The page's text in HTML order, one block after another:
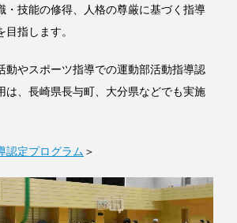
・技能の修得、人格の尊厳に基づく指導
指します。
やスポーツ指導での運動部活動指導認
は、長崎県長与町、大分県などでも実施
認定プログラム ＞